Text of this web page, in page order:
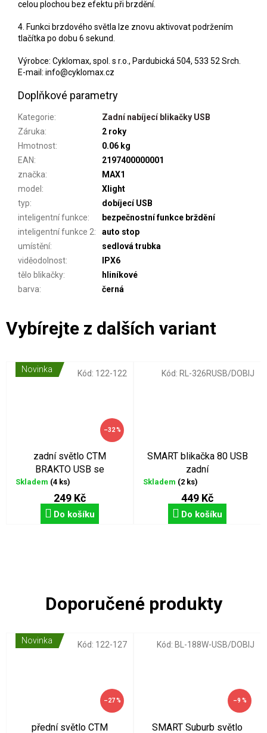
Novinka
–27 %
přední světlo CTM
Kód: 122-127
–9 %
SMART Suburb světlo
Kód: BL-188W-USB/DOBIJ
celou plochou bez efektu při brzdění.
4. Funkci brzdového světla lze znovu aktivovat podržením
tlačítka po dobu 6 sekund.
Výrobce: Cyklomax, spol. s r.o., Pardubická 504, 533 52 Srch.
E-mail: info@cyklomax.cz
Doplňkové parametry
Kategorie:
Zadní nabíjecí blikačky USB
Záruka:
2 roky
Hmotnost:
0.06 kg
EAN:
2197400000001
značka:
MAX1
model :
Xlight
typ:
dobíjecí USB
inteligentní funkce:
bezpečnostní funkce brždění
inteligentní funkce 2:
auto stop
umístění:
sedlová trubka
viděodolnost:
IPX6
tělo blikačky:
hliníkové
barva: černá
Novinka
–32 %
zadní světlo CTM
BRAKTO USB se
senzorem brzdění
Skladem (4 ks)
249 Kč
Do košíku
Kód: 122-122
SMART blikačka 80 USB
zadní
Skladem (2 ks)
449 Kč
Do košíku
Kód: RL-326RUSB/DOBIJ